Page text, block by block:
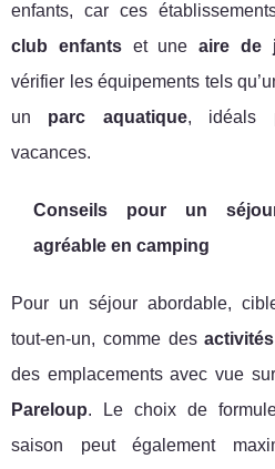
enfants, car ces
club enfantset uneaire de
vérifier les équipements tels
un parc aquatique, idéals
vacances.
Conseils pour un
agréable en camping
Pour un séjour abordable,
tout-en-un, comme des
des emplacements avec vue
Pareloup. Le choix de
saison peut également